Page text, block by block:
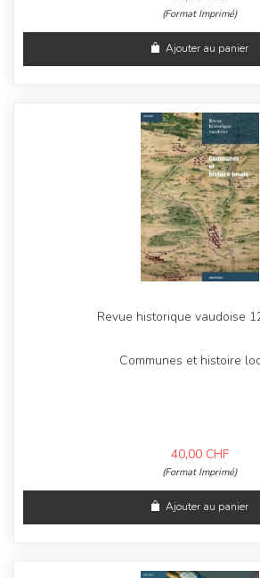
(Format Imprimé)
Ajouter au panier
Revue historique vaudoise
Communes et histoire
40,00 CHF
(Format Imprimé)
Ajouter au panier